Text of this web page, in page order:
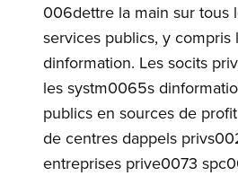
006dettre la main sur tous
services publics, y
dinformation. Les socits
les systm0065s
publics en sources de
de centres dappels
entreprises prive0073